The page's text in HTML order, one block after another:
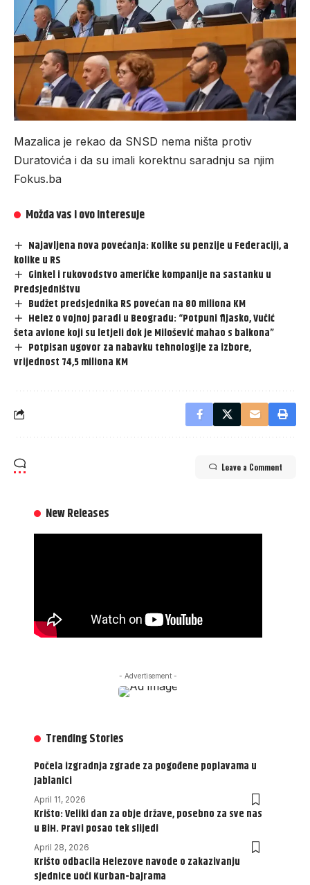
Mazalica je rekao da SNSD nema ništa protiv
Duratovića i da su imali korektnu saradnju sa njim
Fokus.ba
Možda vas i ovo interesuje
Najavljena nova povećanja: Kolike su penzije u Federaciji, a
kolike u RS
Ginkel i rukovodstvo američke kompanije na sastanku u
Predsjedništvu
Budžet predsjednika RS povećan na 80 miliona KM
Helez o vojnoj paradi u Beogradu: “Potpuni fijasko, Vučić
šeta avione koji su letjeli dok je Milošević mahao s balkona”
Potpisan ugovor za nabavku tehnologije za izbore,
vrijednost 74,5 miliona KM
Leave a Comment
New Releases
- Advertisement -
Trending Stories
Počela izgradnja zgrade za pogođene poplavama u
Jablanici
April 11, 2026
Krišto: Veliki dan za obje države, posebno za sve nas
u BiH. Pravi posao tek slijedi
April 28, 2026
Krišto odbacila Helezove navode o zakazivanju
sjednice uoči Kurban-bajrama